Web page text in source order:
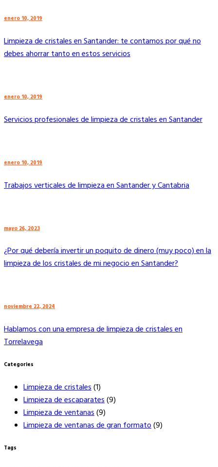
enero 10, 2019
Limpieza de cristales en Santander: te contamos por qué no
debes ahorrar tanto en estos servicios
enero 10, 2019
Servicios profesionales de limpieza de cristales en Santander
enero 10, 2019
Trabajos verticales de limpieza en Santander y Cantabria
mayo 26, 2023
¿Por qué debería invertir un poquito de dinero (muy poco) en la
limpieza de los cristales de mi negocio en Santander?
noviembre 22, 2024
Hablamos con una empresa de limpieza de cristales en
Torrelavega
Categories
Limpieza de cristales(1)
Limpieza de escaparates(9)
Limpieza de ventanas(9)
Limpieza de ventanas de gran formato(9)
Tags